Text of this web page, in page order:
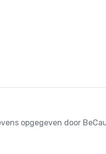
opgegeven door